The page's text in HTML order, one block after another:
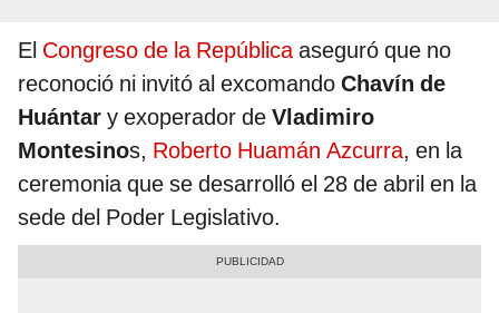
El Congreso de la Repúblicaaseguró que no
reconoció ni invitó al excomando Chavín de
Huántar y exoperador de Vladimiro
Montesinos, Roberto Huamán Azcurra, en la
ceremonia que se desarrolló el 28 de abril en la
sede del Poder Legislativo.